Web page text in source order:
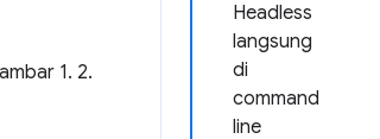
Headless
langsung
di
command
line
1. 2.